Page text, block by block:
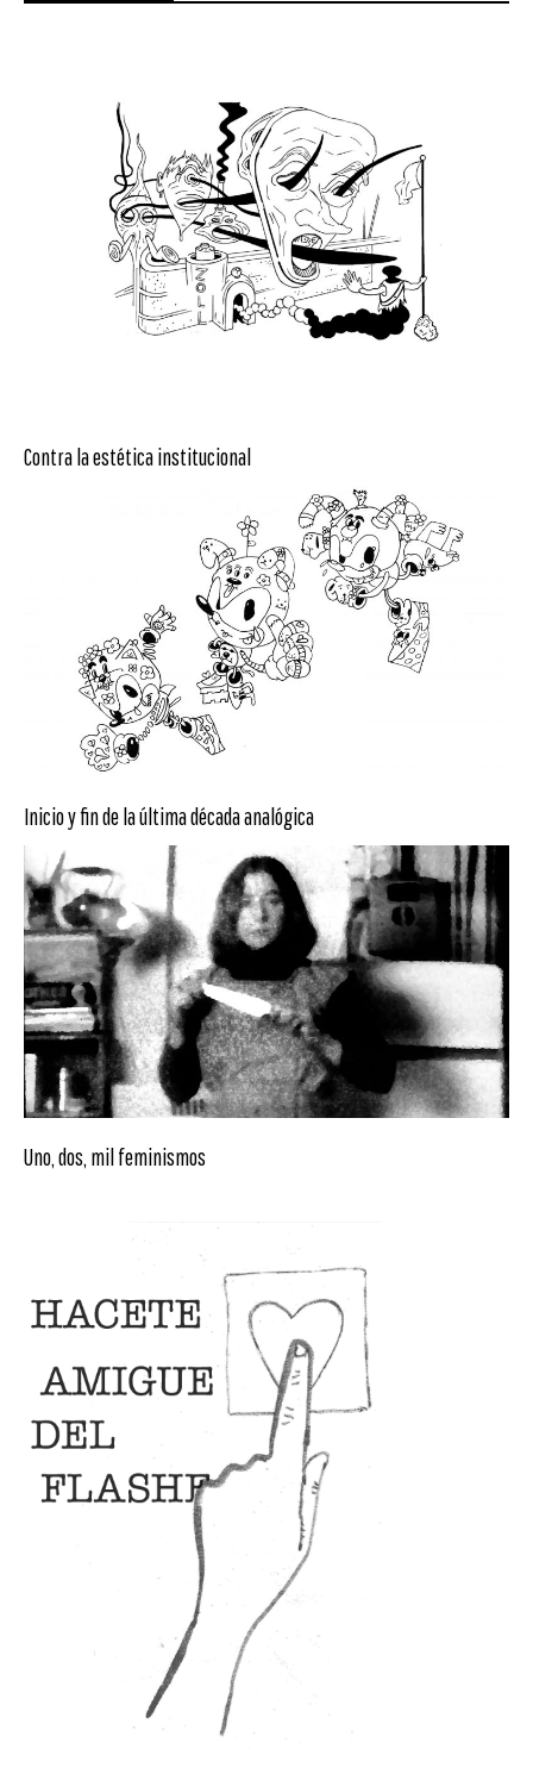
Contra la estética institucional
Inicio y fin de la última década analógica
Uno, dos, mil feminismos